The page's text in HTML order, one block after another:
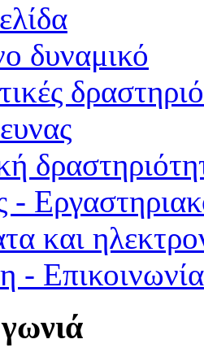
δυναμικό
-
και
- Επικοινωνία